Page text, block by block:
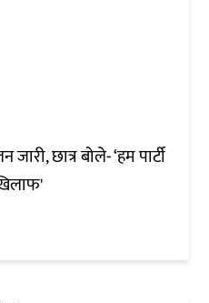
छात्र बोले- ‘हम पार्टी